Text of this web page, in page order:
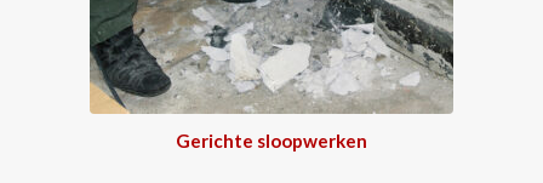
Gerichte sloopwerken